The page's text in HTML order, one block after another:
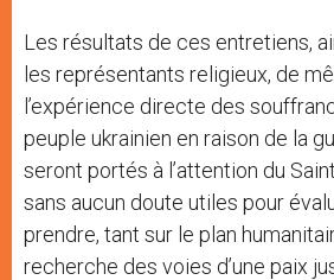
Les résultats de ces entretiens,
les représentants religieux, de
l’expérience directe des
peuple ukrainien en raison de la
seront portés à l’attention du
sans aucun doute utiles pour
prendre, tant sur le plan
recherche des voies d’une paix